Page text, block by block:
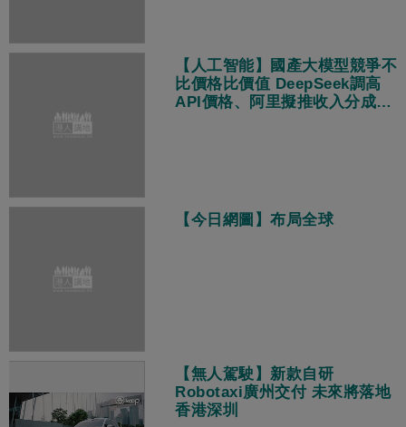
【人工智能】國產大模型競爭不
比價格比價值 DeepSeek調高
API價格、阿里擬推收入分成策
【今日網圖】布局全球
【無人駕駛】新款自研
Robotaxi廣州交付 未來將落地
香港深圳